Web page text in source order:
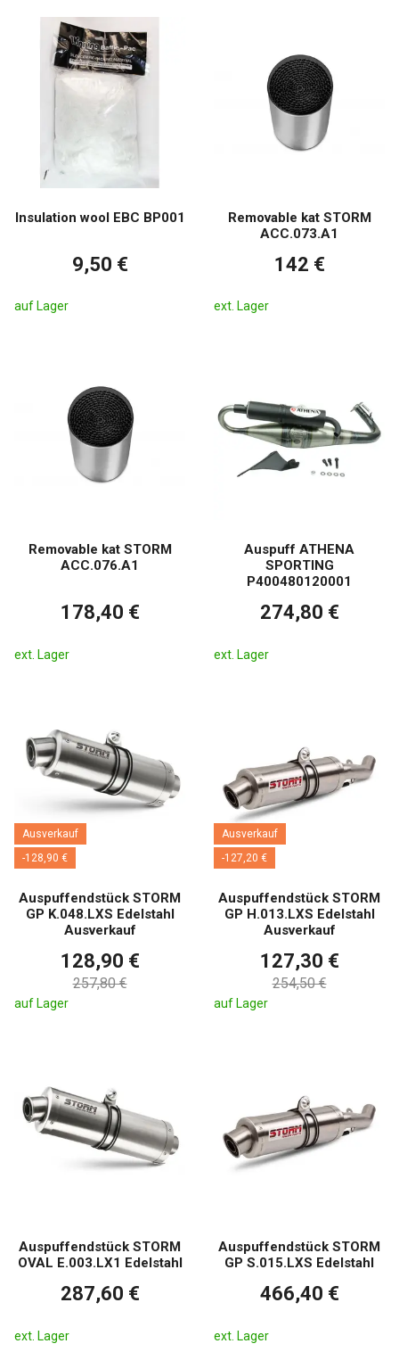
Insulation wool EBC BP001
9,50 €
auf Lager
Removable kat STORM
ACC.073.A1
142 €
ext. Lager
Removable kat STORM
ACC.076.A1
178,40 €
ext. Lager
Auspuff ATHENA
SPORTING
P400480120001
274,80 €
ext. Lager
Ausverkauf
-128,90 €
Auspuffendstück STORM
GP K.048.LXS Edelstahl
Ausverkauf
128,90 €
257,80 €
auf Lager
Ausverkauf
-127,20 €
Auspuffendstück STORM
GP H.013.LXS Edelstahl
Ausverkauf
127,30 €
254,50 €
auf Lager
Auspuffendstück STORM
OVAL E.003.LX1 Edelstahl
287,60 €
ext. Lager
Auspuffendstück STORM
GP S.015.LXS Edelstahl
466,40 €
ext. Lager